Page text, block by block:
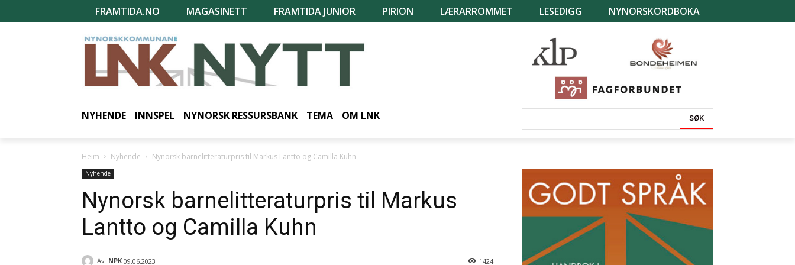
FRAMTIDA.NO MAGASINETT FRAMTIDA JUNIOR PIRION LÆRARROMMET LESEDIGG NYNORSKORDBOKA
NYHENDE INNSPEL NYNORSK RESSURSBANK TEMA OM LNK SØK
Heim Nyhende Nynorsk barnelitteraturpris til Markus Lantto og Camilla Kuhn
Nyhende
Nynorsk barnelitteraturpris til Markus
Lantto og Camilla Kuhn
Av NPK 09.06.2023 1424